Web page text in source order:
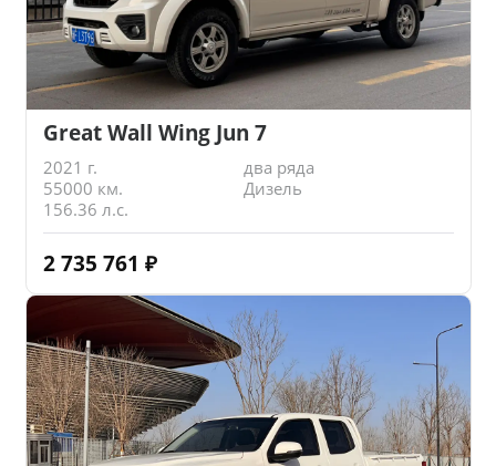
Great Wall Wing Jun 7
2021 г.
два ряда
55000 км.
Дизель
156.36 л.с.
2 735 761 ₽